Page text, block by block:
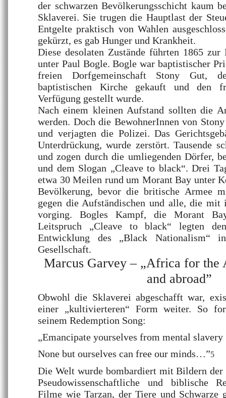
der schwarzen Bevölkerungsschicht kaum
Sklaverei. Sie trugen die Hauptlast der
Entgelte praktisch von Wahlen
gekürzt, es gab Hunger und Krankheit.
Diese desolaten Zustände führten 1865
unter Paul Bogle. Bogle war baptistischer
freien Dorfgemeinschaft Stony Gut,
baptistischen Kirche gekauft und den
Verfügung gestellt wurde.
Nach einem kleinen Aufstand sollten die
werden. Doch die BewohnerInnen von
und verjagten die Polizei. Das
Unterdrückung, wurde zerstört. Tausende
und zogen durch die umliegenden Dörfer,
und dem Slogan „Cleave to black“. Drei
etwa 30 Meilen rund um Morant Bay unter
Bevölkerung, bevor die britische Armee
gegen die Aufständischen und alle, die mit
vorging. Bogles Kampf, die Morant
Leitspruch „Cleave to black“ legten
Entwicklung des „Black Nationalism“
Gesellschaft.
Marcus Garvey – „Africa for the
and abroad”
Obwohl die Sklaverei abgeschafft war,
einer „kultivierteren“ Form weiter. So
seinem Redemption Song:
„Emancipate yourselves from mental slavery
None but ourselves can free our minds…”5
Die Welt wurde bombardiert mit Bildern der
Pseudowissenschaftliche und biblische
Filme wie Tarzan, der Tiere und Schwarze